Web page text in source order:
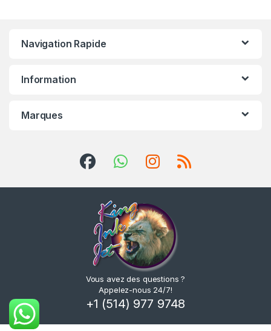
Navigation Rapide
Information
Marques
Vous avez des questions ?
Appelez-nous 24/7!
+1 (514) 977 9748